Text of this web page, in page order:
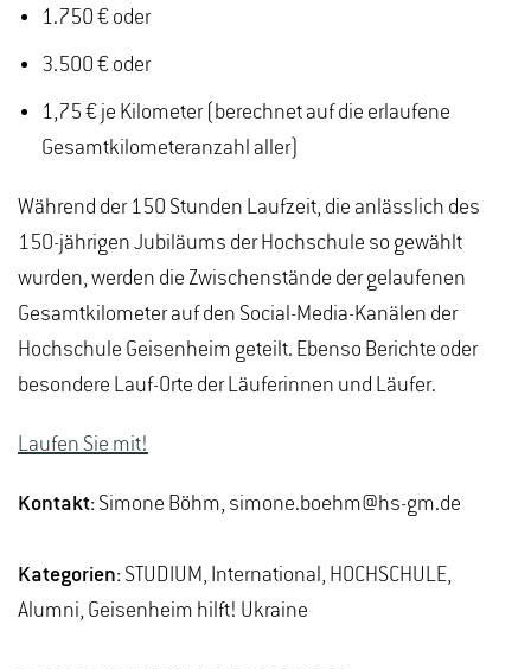
1.750 € oder
3.500 € oder
1,75 € je Kilometer (berechnet auf die erlaufene
Gesamtkilometeranzahl aller)
Während der 150 Stunden Laufzeit, die anlässlich des
150-jährigen Jubiläums der Hochschule so gewählt
wurden, werden die Zwischenstände der gelaufenen
Gesamtkilometer auf den Social-Media-Kanälen der
Hochschule Geisenheim geteilt. Ebenso Berichte oder
besondere Lauf-Orte der Läuferinnen und Läufer.
Laufen Sie mit!
Kontakt: Simone Böhm, simone.boehm@hs-gm.de
Kategorien: STUDIUM, International, HOCHSCHULE,
Alumni, Geisenheim hilft! Ukraine